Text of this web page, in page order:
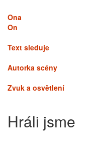
Ona
On
Text sleduje
Autorka scény
Zvuk a osvětlení
Hráli jsme